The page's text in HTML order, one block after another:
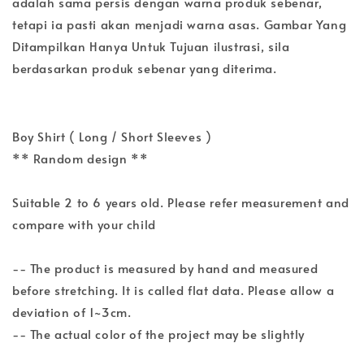
tetapi ia pasti akan menjadi warna asas. Gambar Yang
Ditampilkan Hanya Untuk Tujuan ilustrasi, sila
berdasarkan produk sebenar yang diterima.
Boy Shirt ( Long / Short Sleeves )
** Random design **
Suitable 2 to 6 years old. Please refer measurement and
compare with your child
-- The product is measured by hand and measured
before stretching. It is called flat data. Please allow a
deviation of 1~3cm.
-- The actual color of the project may be slightly